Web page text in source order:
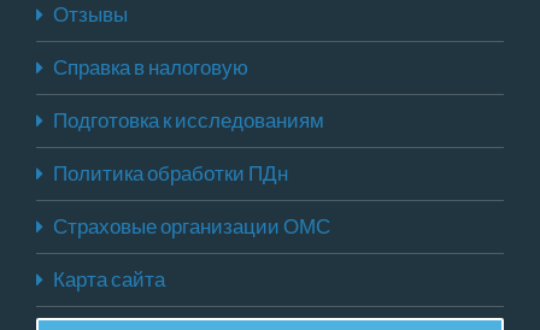
Отзывы
Справка в налоговую
Подготовка к исследованиям
Политика обработки ПДн
Страховые организации ОМС
Карта сайта